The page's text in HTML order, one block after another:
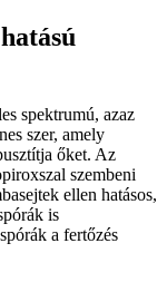
spektrumú, azaz
szer, amely
őket. Az
szembeni
ellen hatásos,
is
a fertőzés